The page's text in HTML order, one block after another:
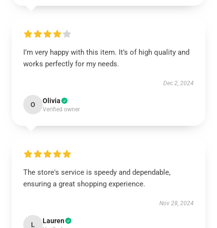
I’m very happy with this item. It’s of high quality and
works perfectly for my needs.
Dec 2, 2024
O Olivia
Verified owner
The store's service is speedy and dependable,
ensuring a great shopping experience.
Nov 28, 2024
L Lauren